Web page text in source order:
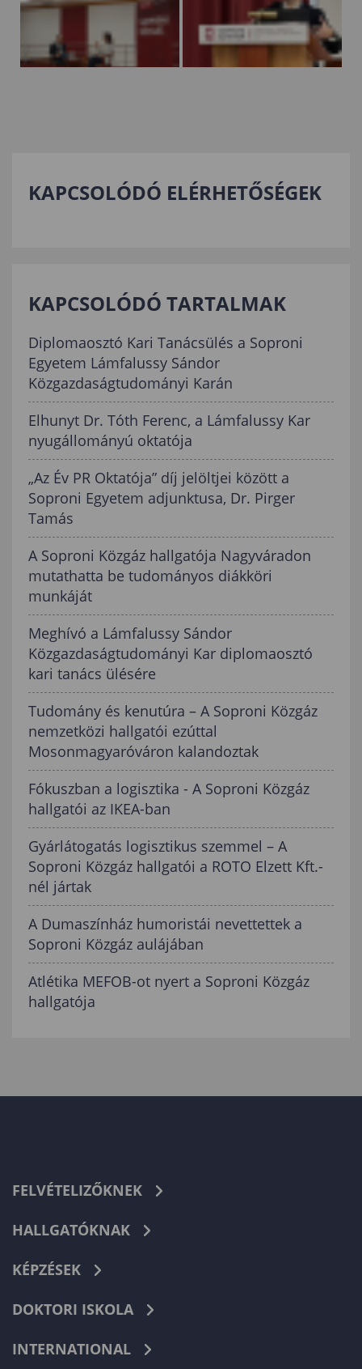
KAPCSOLÓDÓ ELÉRHETŐSÉGEK
KAPCSOLÓDÓ TARTALMAK
Diplomaosztó Kari Tanácsülés a Soproni
Egyetem Lámfalussy Sándor
Közgazdaságtudományi Karán
Elhunyt Dr. Tóth Ferenc, a Lámfalussy Kar
nyugállományú oktatója
„Az Év PR Oktatója” díj jelöltjei között a
Soproni Egyetem adjunktusa, Dr. Pirger
Tamás
A Soproni Közgáz hallgatója Nagyváradon
mutathatta be tudományos diákköri
munkáját
Meghívó a Lámfalussy Sándor
Közgazdaságtudományi Kar diplomaosztó
kari tanács ülésére
Tudomány és kenutúra – A Soproni Közgáz
nemzetközi hallgatói ezúttal
Mosonmagyaróváron kalandoztak
Fókuszban a logisztika - A Soproni Közgáz
hallgatói az IKEA-ban
Gyárlátogatás logisztikus szemmel – A
Soproni Közgáz hallgatói a ROTO Elzett Kft.-
nél jártak
A Dumaszínház humoristái nevettettek a
Soproni Közgáz aulájában
Atlétika MEFOB-ot nyert a Soproni Közgáz
hallgatója
FELVÉTELIZŐKNEK
HALLGATÓKNAK
KÉPZÉSEK
DOKTORI ISKOLA
INTERNATIONAL